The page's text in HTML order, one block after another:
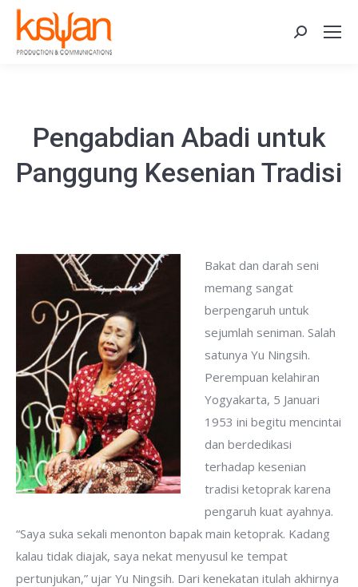
Search:
Pengabdian Abadi untuk
Panggung Kesenian Tradisi
Bakat dan darah seni
memang sangat
berpengaruh untuk
sejumlah seniman. Salah
satunya Yu Ningsih.
Perempuan kelahiran
Yogyakarta, 5 Januari
1953 ini begitu mencintai
dan berdedikasi
terhadap kesenian
tradisi ketoprak karena
pengaruh kuat ayahnya.
“Saya suka sekali menonton bapak main ketoprak. Kadang
kalau tidak diajak, saya nekat menyusul ke tempat
pertunjukan,” ujar Yu Ningsih. Dari kenekatan itulah akhirnya